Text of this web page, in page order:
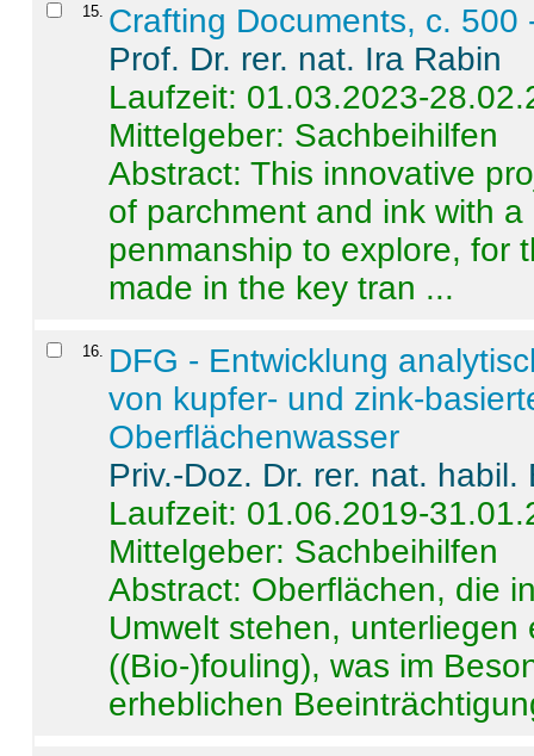
15 Crafting Documents, c. 500
Prof. Dr. rer. nat. Ira Rabin
Laufzeit: 01.03.2023-
Mittelgeber: Sachbeihilfen
Abstract:This innovative
of parchment and ink with
penmanship to explore, for
made in the key tran ...
16
DFG - Entwicklung
von kupfer- und zink-
Oberflächenwasser
Priv.-Doz. Dr. rer. nat.
Laufzeit: 01.06.2019-
Mittelgeber: Sachbeihilfen
Abstract: Oberflächen, die
Umwelt stehen,
((Bio-)fouling), was im
erheblichen